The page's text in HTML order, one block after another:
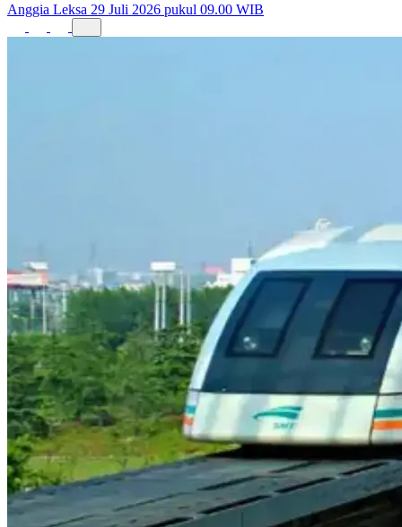
Anggia Leksa 29 Juli 2026 pukul 09.00 WIB